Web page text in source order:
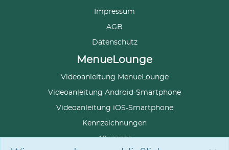
Impressum
AGB
Datenschutz
MenueLounge
Videoanleitung MenueLounge
Videoanleitung Android-Smartphone
Videoanleitung iOS-Smartphone
Kennzeichnungen
Allergene